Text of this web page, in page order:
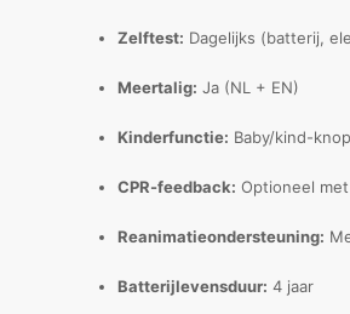
Zelftest: Dagelijks (batterij,
Meertalig: Ja (NL + EN)
Kinderfunctie: Baby/kind-knop
CPR-feedback: Optioneel
Reanimatieondersteuning:
Batterijlevensduur: 4 jaar